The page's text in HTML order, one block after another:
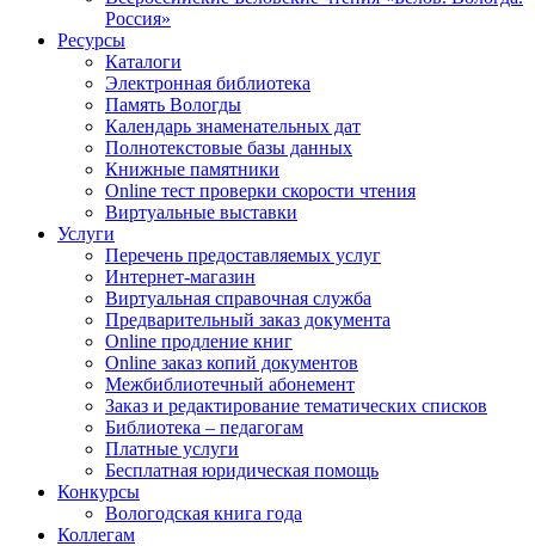
Россия»
Ресурсы
Каталоги
Электронная библиотека
Память Вологды
Календарь знаменательных дат
Полнотекстовые базы данных
Книжные памятники
Online тест проверки скорости чтения
Виртуальные выставки
Услуги
Перечень предоставляемых услуг
Интернет-магазин
Виртуальная справочная служба
Предварительный заказ документа
Online продление книг
Online заказ копий документов
Межбиблиотечный абонемент
Заказ и редактирование тематических списков
Библиотека – педагогам
Платные услуги
Бесплатная юридическая помощь
Конкурсы
Вологодская книга года
Коллегам